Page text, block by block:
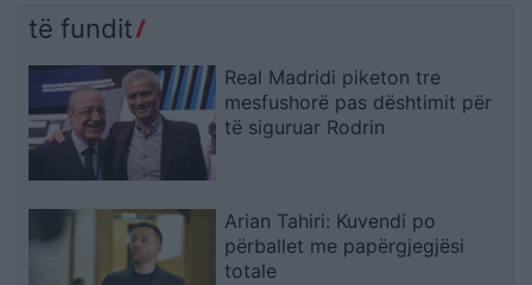
të fundit
Real Madridi piketon tre
mesfushorë pas dështimit për
të siguruar Rodrin
Arian Tahiri: Kuvendi po
përballet me papërgjegjësi
totale